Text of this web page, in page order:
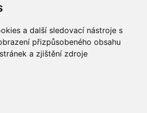
a další sledovací nástroje s
přizpůsobeného obsahu
a zjištění zdroje
pro